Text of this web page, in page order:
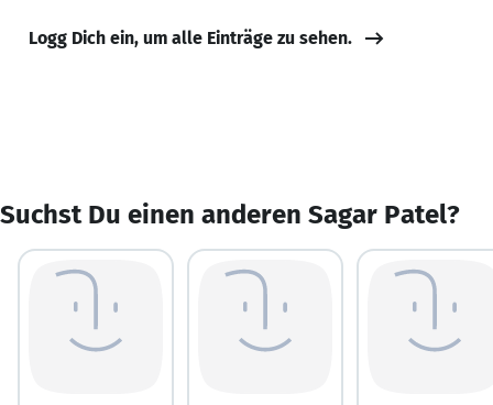
Logg Dich ein, um alle Einträge zu sehen.
Suchst Du einen anderen Sagar Patel?